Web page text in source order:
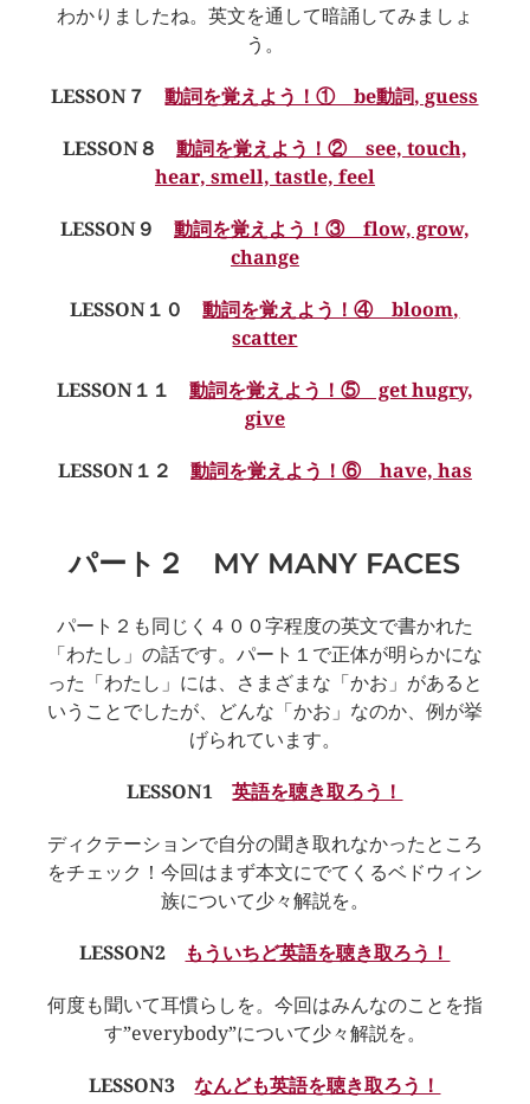
わかりましたね。英文を通して暗誦してみましょ
う。
LESSON７動詞を覚えよう！① be動詞, guess
LESSON８ 動詞を覚えよう！② see, touch,
hear, smell, tastle, feel
LESSON９ 動詞を覚えよう！③ flow, grow,
change
LESSON１０動詞を覚えよう！④ bloom,
scatter
LESSON１１ 動詞を覚えよう！⑤ get hugry,
give
LESSON１２ 動詞を覚えよう！⑥ have, has
パート２ MY MANY FACES
パート２も同じく４００字程度の英文で書かれた
「わたし」の話です。パート１で正体が明らかにな
った「わたし」には、さまざまな「かお」があると
いうことでしたが、どんな「かお」なのか、例が挙
げられています。
LESSON1英語を聴き取ろう！
ディクテーションで自分の聞き取れなかったところ
をチェック！今回はまず本文にでてくるベドウィン
族について少々解説を。
LESSON2 もういちど英語を聴き取ろう！
何度も聞いて耳慣らしを。今回はみんなのことを指
す”everybody”について少々解説を。
LESSON3なんども英語を聴き取ろう！